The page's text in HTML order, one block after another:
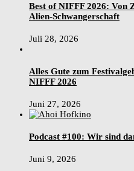
Best of NIFFF 2026: Von
Alien-Schwangerschaft
Juli 28, 2026
Alles Gute zum
NIFFF 2026
Juni 27, 2026
Podcast #100: Wir sind
Juni 9, 2026